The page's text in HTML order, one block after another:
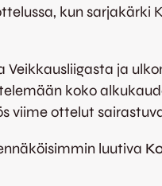
kun sarjakärki
Veikkausliigasta ja
koko
viime ottelut
luutiva